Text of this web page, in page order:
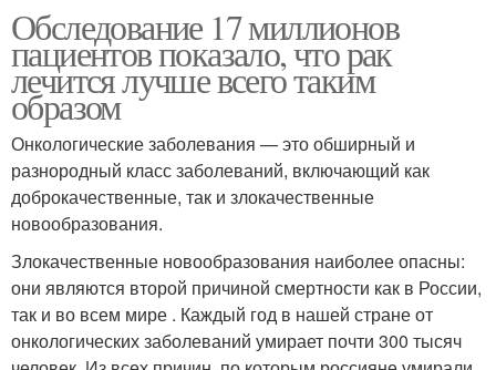
Обследование 17 миллионов
пациентов показало, что рак
лечится лучше всего таким
образом
Онкологические заболевания — это обширный и
разнородный класс заболеваний, включающий как
доброкачественные, так и злокачественные
новообразования.
Злокачественные новообразования наиболее опасны:
они являются второй причиной смертности как в России,
так и во всем мире . Каждый год в нашей стране от
онкологических заболеваний умирает почти 300 тысяч